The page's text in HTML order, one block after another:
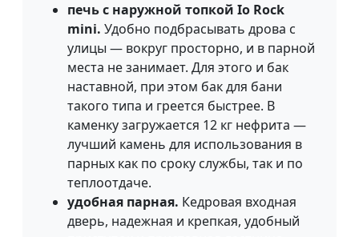
печь с наружной топкой Io Rock
mini. Удобно подбрасывать дрова с
улицы — вокруг просторно, и в парной
места не занимает. Для этого и бак
наставной, при этом бак для бани
такого типа и греется быстрее. В
каменку загружается 12 кг нефрита —
лучший камень для использования в
парных как по сроку службы, так и по
теплоотдаче.
удобная парная. Кедровая входная
дверь, надежная и крепкая, удобный